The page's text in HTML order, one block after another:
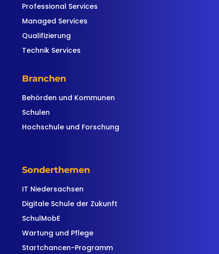
Professional Services
Managed Services
Qualifizierung
Technik Services
Branchen
Behörden und Kommunen
Schulen
Hochschule und Forschung
Sonderthemen
IT Niedersachsen
Digitale Schule der Zukunft
SchulMobE
Wartung und Pflege
Startchancen-Programm